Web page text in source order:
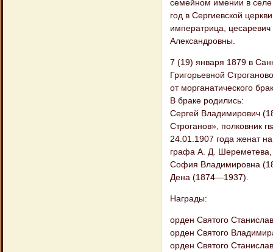
семейном имении в селе
год в Сергиевской
императрица,
Александровны.
7 (19) января 1879 в
Григорьевной
от морганатического
В браке родились:
Сергей Владимирович
Строганов», полковник
24.01.1907 года женат
графа А. Д.
София Владимировна
Дена (1874—1937).
Награды:
орден Святого
орден Святого
орден Святого